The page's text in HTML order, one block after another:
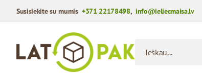
Susisiekite su mumis +371 22178498, info@ieliecmaisa.lv